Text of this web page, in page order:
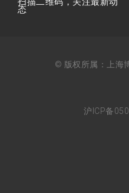
态
© 版权所属：上海
沪ICP备